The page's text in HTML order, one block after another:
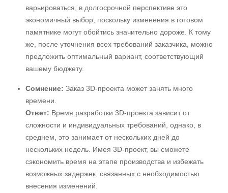
варьироваться, в долгосрочной перспективе это
экономичный выбор, поскольку изменения в готовом
памятнике могут обойтись значительно дороже. К тому
же, после уточнения всех требований заказчика, можно
предложить оптимальный вариант, соответствующий
вашему бюджету.
Сомнение: Заказ 3D-проекта может занять много
времени.
Ответ: Время разработки 3D-проекта зависит от
сложности и индивидуальных требований, однако, в
среднем, это занимает от нескольких дней до
нескольких недель. Имея 3D-проект, вы сможете
сэкономить время на этапе производства и избежать
возможных задержек, связанных с необходимостью
внесения изменений.